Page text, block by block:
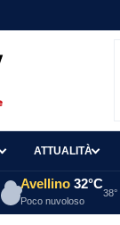
ATTUALITÀ
Avellino 32°C
Poco nuvoloso
38°